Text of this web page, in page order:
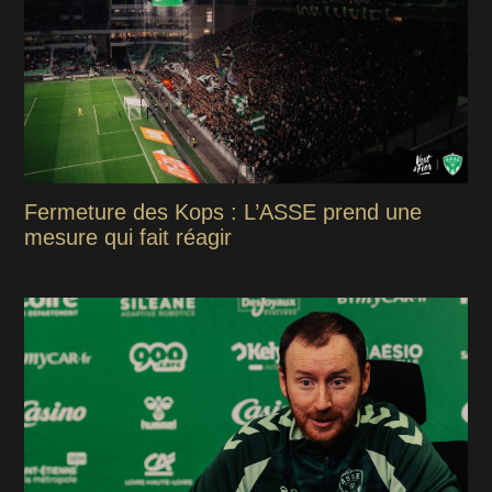
Fermeture des Kops : L’ASSE prend une
mesure qui fait réagir